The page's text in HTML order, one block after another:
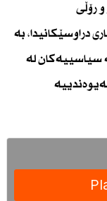
رۆڵى
دراوسێكانیدا، به‌
سیاسییه‌كان له‌